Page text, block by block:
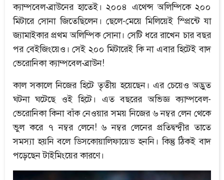
ক্যাম্পবেল-ব্রাউনের হাতেই। ২০০৪ এথেন্স অলিম্পিকে ২০০
মিটারে সোনা জিতেছিলেন। ছেলে-মেয়ে মিলিয়েই স্প্রিন্টে যা
জ্যামাইকার প্রথম অলিম্পিক সোনা। সেটি ধরে রাখেন চার বছর
পর বেইজিংয়েও। সেই ২০০ মিটারেই কি না এবার হিটেই বাদ
ভেরোনিকা ক্যাম্পবেল-ব্রাউন!
কাল সকালে নিজের হিটে তৃতীয় হয়েছেন। এর চেয়েও অদ্ভুত
ঘটনা ঘটেছে ওই হিটে। এত বছরের অভিজ্ঞ ক্যাম্পবেল-
ভেরোনিকা কিনা বাঁক নেওয়ার সময় নিজের ৬ নম্বর লেন থেকে
ভুল করে ৭ নম্বর লেনে! ৬ নম্বর লেনের প্রতিদ্বন্দ্বীর তাতে
সমস্যা হয়নি বলে ডিসকোয়ালিফায়েড হননি। কিন্তু ঠিকই বাদ
পড়েছেন টাইমিংয়ের কারণে।